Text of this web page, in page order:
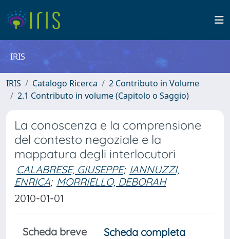
IRIS
IRIS Catalogo Ricerca
2 Contributo in Volume
2.1 Contributo in volume (Capitolo o Saggio)
La conoscenza e la comprensione
del contesto negoziale e la
mappatura degli interlocutori
CALABRESE, GIUSEPPE; IANNUZZI,
ENRICA; MORRIELLO, DEBORAH
2010-01-01
Scheda breve
Scheda completa